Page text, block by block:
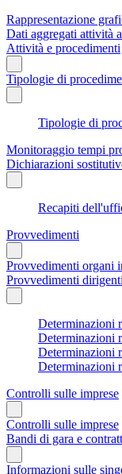
Rappresentazione
Dati aggregati attività
Attività e procedimenti
Tipologie di
Tipologie di
Monitoraggio tempi
Dichiarazioni
Recapiti
Provvedimenti
Provvedimenti organi
Provvedimenti
Determinazioni
Determinazioni
Determinazioni
Determinazioni
Controlli sulle imprese
Controlli sulle imprese
Bandi di gara e
Informazioni sulle